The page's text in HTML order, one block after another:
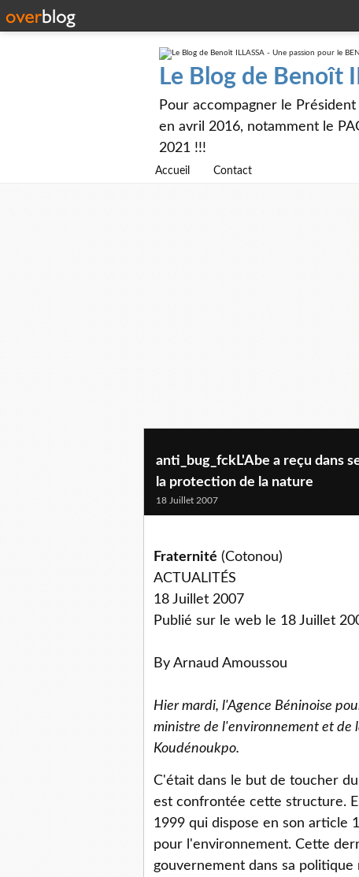
Le Blog de Benoît
Pour accompagner le
en avril 2016, notamment le
2021 !!!
Accueil Contact
anti_bug_fckL'Abe a reçu dans
la protection de la nature
18 Juillet 2007
Fraternité (Cotonou)
ACTUALITÉS
18 Juillet 2007
Publié sur le web le 18 Juillet
By Arnaud Amoussou
Hier mardi, l'Agence Béninoise
ministre de l'environnement et de
Koudénoukpo.
C'était dans le but de toucher
est confrontée cette structure.
1999 qui dispose en son article
pour l'environnement. Cette
gouvernement dans sa